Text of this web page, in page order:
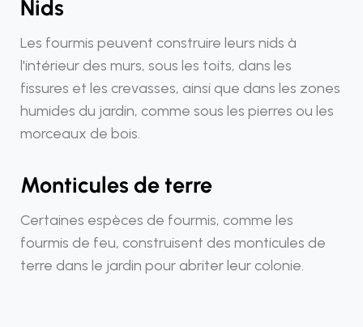
Nids
Les fourmis peuvent construire leurs nids à
l'intérieur des murs, sous les toits, dans les
fissures et les crevasses, ainsi que dans les zones
humides du jardin, comme sous les pierres ou les
morceaux de bois.
Monticules de terre
Certaines espèces de fourmis, comme les
fourmis de feu, construisent des monticules de
terre dans le jardin pour abriter leur colonie.